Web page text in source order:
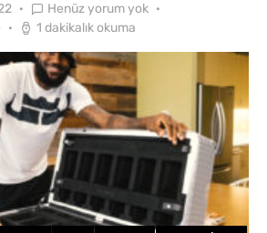
Henüz yorum yok
1 dakikalık okuma